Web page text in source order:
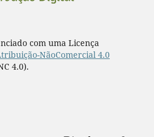
com uma Licença
NãoComercial 4.0
4.0).